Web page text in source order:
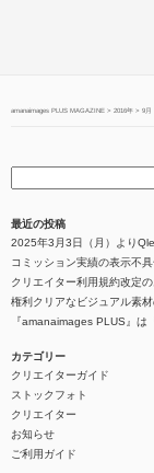
amanaimages PLUS MAGAZINE > 2016年 > 9月
最近の投稿
2025年3月3日（月）より
コミッション実績の表示不
クリエイター利用規約改定
『amanaimages PLUS』は
カテゴリー
クリエイターガイド
ストックフォト
クリエイター
お知らせ
ご利用ガイド